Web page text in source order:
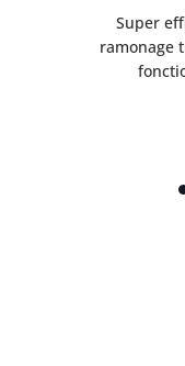
Super
ramonage